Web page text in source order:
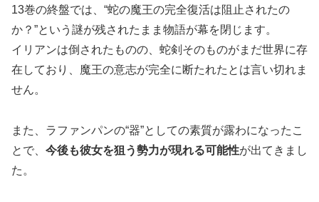
13巻の終盤では、“蛇の魔王の完全復活は阻止されたの
か？”という謎が残されたまま物語が幕を閉じます。
イリアンは倒されたものの、蛇剣そのものがまだ世界に存
在しており、魔王の意志が完全に断たれたとは言い切れま
せん。
また、ラファンパンの“器”としての素質が露わになったこ
とで、 今後も彼女を狙う勢力が現れる可能性が出てきまし
た。